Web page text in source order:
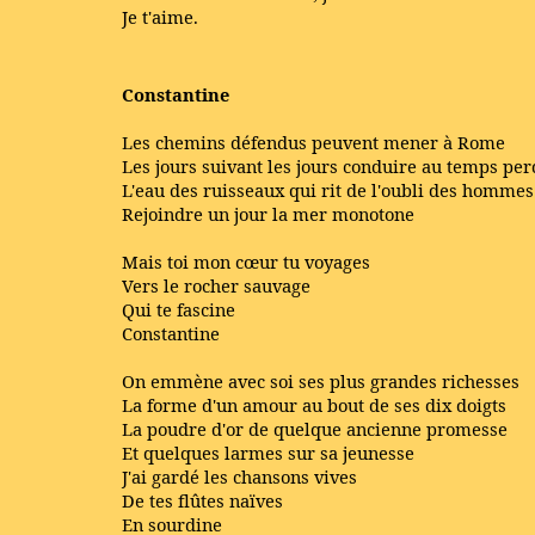
Je t'aime.
Constantine
Les chemins défendus peuvent mener à Rome
Les jours suivant les jours conduire au temps
L'eau des ruisseaux qui rit de l'oubli des hommes
Rejoindre un jour la mer monotone
Mais toi mon cœur tu voyages
Vers le rocher sauvage
Qui te fascine
Constantine
On emmène avec soi ses plus grandes richesses
La forme d'un amour au bout de ses dix doigts
La poudre d'or de quelque ancienne promesse
Et quelques larmes sur sa jeunesse
J'ai gardé les chansons vives
De tes flûtes naïves
En sourdine